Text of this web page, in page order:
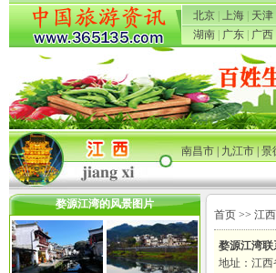
北京 上海 天津
湖南
广东 广西
南昌市|九江市|景
婺源江湾的风景图片
首页 >> 江
婺源江湾联
地址：江